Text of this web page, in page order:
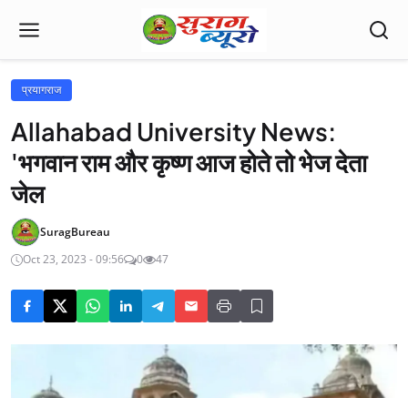
प्रयागराज
Allahabad University News:
'भगवान राम और कृष्ण आज होते तो भेज देता
जेल
SuragBureau
Oct 23, 2023 - 09:56
0 47